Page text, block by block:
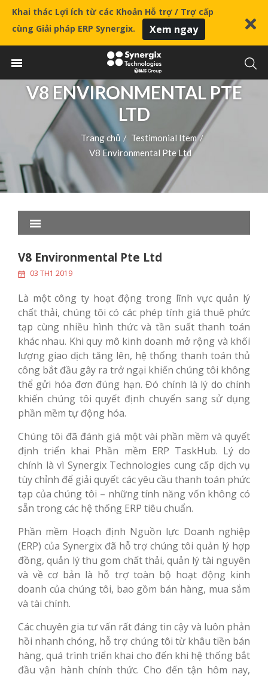
Khai thác Lợi ích từ các Khoản Hỗ trợ / Trợ cấp
cùng Giải pháp ERP Synergix.
Xem ngay
V8 ENVIRONMENTAL PTE
LTD
Trang chủ / Testimonial Item /
V8 Environmental Pte Ltd
V8 Environmental Pte Ltd
03 TH1 2019
Là một công ty hoạt động trong lĩnh vực quản lý
chất thải, chúng tôi có các phép tính giá thuê phức
tạp cùng nhiều hình thức và tần suất thanh toán
khác nhau. Khi quy mô kinh doanh mở rộng và khối
lượng giao dịch tăng lên, hệ thống thanh toán thủ
công bắt đầu gây ra trở ngại khiến chúng tôi không
thể gửi hóa đơn đúng hạn. Đó chính là lý do chính
khiến chúng tôi quyết định chuyển sang sử dụng
phần mềm tự động hóa.
Chúng tôi đã đánh giá một vài phần mềm và quyết
định triển khai Phần mềm ERP TaskHub. Lý do
chính là vì Synergix Technologies cung cấp dịch vụ
tùy chỉnh để giải quyết các yêu cầu thanh toán phức
tạp của chúng tôi – những tính năng vốn không có
sẵn trong các hệ thống ERP tiêu chuẩn.
Phần mềm Hoạch định Nguồn lực Doanh nghiệp
(ERP) của Synergix đã hỗ trợ chúng tôi quản lý hợp
đồng, quản lý thu gom chất thải, quản lý tài nguyên
và về cơ bản là hỗ trợ toàn bộ hoạt động kinh
doanh của chúng tôi, bao gồm bán hàng, mua sắm
và tài chính.
Các chuyên gia tư vấn rất đáng tin cậy và luôn phản
hồi nhanh chóng, hỗ trợ chúng tôi từ khâu tiền bán
hàng, quá trình triển khai cho đến khi hệ thống bắt
đầu vận hành chính thức. Cho đến tận hôm nay,